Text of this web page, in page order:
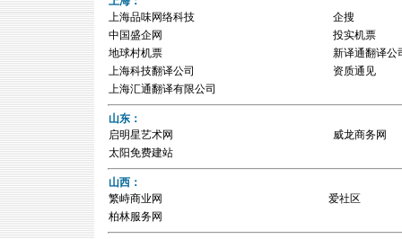
上海品味网络科技
企搜
中国盛企网
投实机票
地球村机票
新译通翻译公
上海科技翻译公司
资质通见
上海汇通翻译有限公司
山东：
启明星艺术网
威龙商务网
太阳免费建站
山西：
繁峙商业网
爱社区
柏林服务网